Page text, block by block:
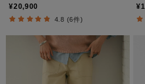
¥20,900
4.8 (6件)